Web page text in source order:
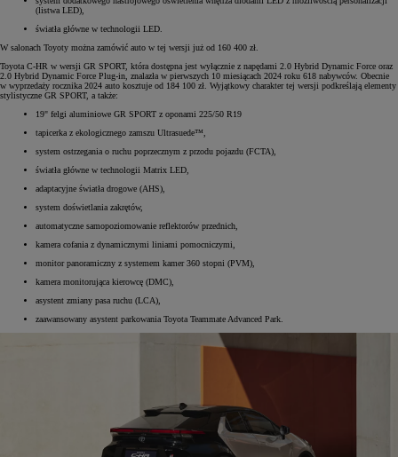
(listwa LED),
światła główne w technologii LED.
W salonach Toyoty można zamówić auto w tej wersji już od 160 400 zł.
Toyota C-HR w wersji GR SPORT, która dostępna jest wyłącznie z napędami 2.0 Hybrid Dynamic Force oraz
2.0 Hybrid Dynamic Force Plug-in, znalazła w pierwszych 10 miesiącach 2024 roku 618 nabywców. Obecnie
w wyprzedaży rocznika 2024 auto kosztuje od 184 100 zł. Wyjątkowy charakter tej wersji podkreślają elementy
stylistyczne GR SPORT, a także:
19" felgi aluminiowe GR SPORT z oponami 225/50 R19
tapicerka z ekologicznego zamszu Ultrasuede™,
system ostrzegania o ruchu poprzecznym z przodu pojazdu (FCTA),
światła główne w technologii Matrix LED,
adaptacyjne światła drogowe (AHS),
system doświetlania zakrętów,
automatyczne samopoziomowanie reflektorów przednich,
kamera cofania z dynamicznymi liniami pomocniczymi,
monitor panoramiczny z systemem kamer 360 stopni (PVM),
kamera monitorująca kierowcę (DMC),
asystent zmiany pasa ruchu (LCA),
zaawansowany asystent parkowania Toyota Teammate Advanced Park.